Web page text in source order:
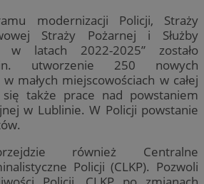
modernizacji Policji, Straży
Straży Pożarnej i Służby
w latach 2022-2025” zostało
utworzenie 250 nowych
małych miejscowościach w całej
się także prace nad powstaniem
w Lublinie. W Policji powstanie
również Centralne
Policji (CLKP). Pozwoli